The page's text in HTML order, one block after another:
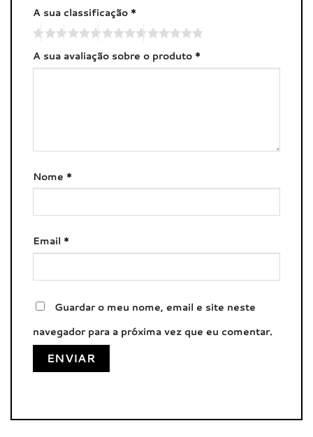
A sua classificação *
A sua avaliação sobre o produto *
Nome *
Email *
Guardar o meu nome, email e site neste
navegador para a próxima vez que eu comentar.